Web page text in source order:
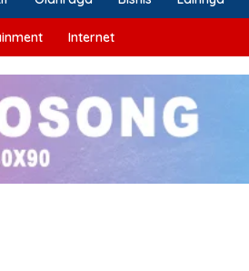
Internet